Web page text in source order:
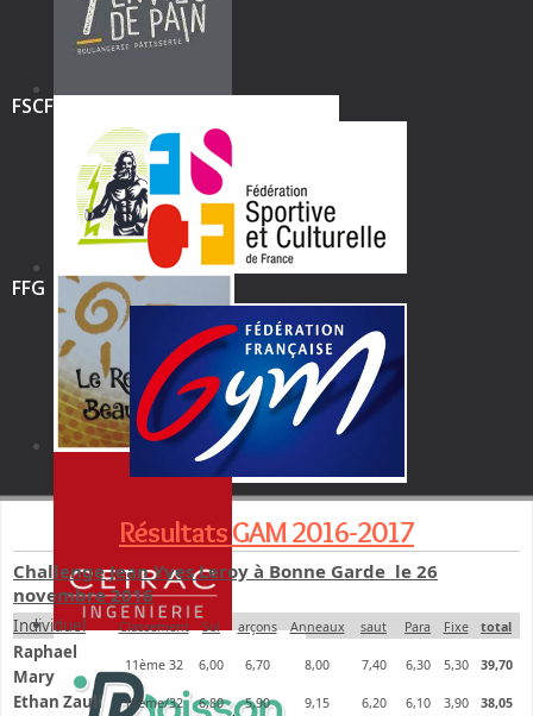
FSCF
FFG
Résultats GAM 2016-2017
Challenge Jean Yves Leroy à Bonne Garde le 26
novembre 2016
Individuel Classement Sol arçons Anneaux saut Para Fixe total
Raphael
Mary
11ème 32 6,00 6,70 8,00 7,40 6,30 5,30 39,70
Ethan Zauli 15ème/32 6,80 5,90 9,15 6,20 6,10 3,90 38,05